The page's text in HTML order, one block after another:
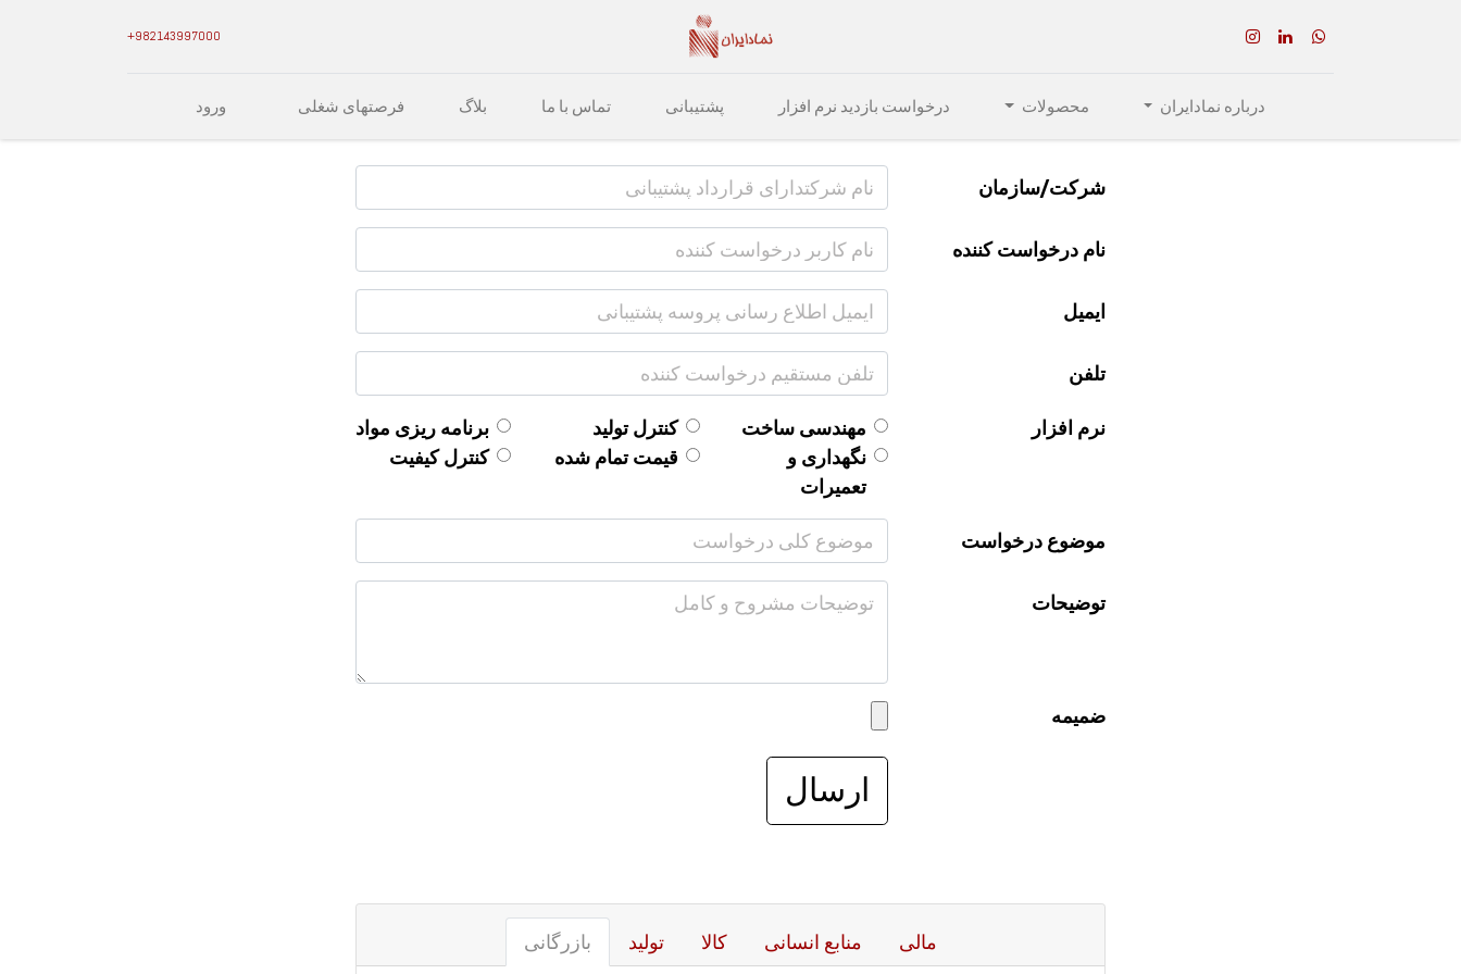
درباره نمادایران محصولات درخواست بازدید نرم افزار پشتیبانی تماس با ما بلاگ فرصتهای شغلی ورود
شرکت/سازمان
نام درخواست کننده
ایمیل
تلفن
نرم افزار مهندسی ساخت کنترل تولید
برنامه ریزی مواد
نگهداری و
تعمیرات
قیمت تمام شده کنترل کیفیت
موضوع درخواست
توضیحات
ضمیمه
ارسال
مالی منابع انسانی کالا تولید بازرگانی